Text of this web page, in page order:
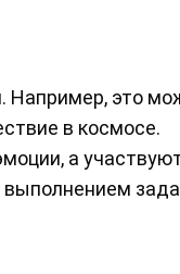
Например, это
в космосе.
а